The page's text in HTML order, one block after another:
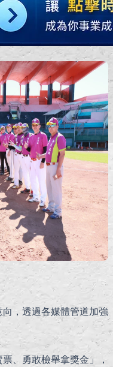
，透過各媒體管道加強
、勇敢檢舉拿獎金」，